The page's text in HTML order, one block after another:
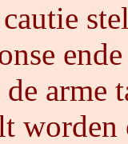
de arme